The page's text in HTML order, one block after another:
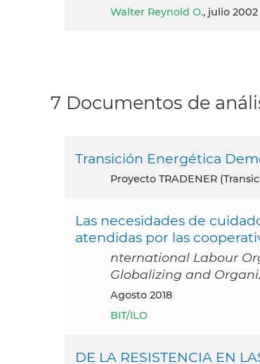
Walter Reynold O., julio 2002
7 Documentos de
Transición Energética
proyecto TRADENER
Las necesidades de
atendidas por las
nternational Labour
Globalizing and
agosto 2018
BIT/ILO
DE LA RESISTENCIA EN